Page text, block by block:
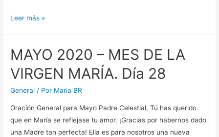
MAYO
MES
LA
VIRGEN
Leer más »
MAYO 2020 – MES DE LA
VIRGEN MARÍA. Día 28
General / Por Maria BR
Oración General para Mayo Padre Celestial, Tú has querido
que en María se reflejase tu amor. ¡Gracias por habernos dado
una Madre tan perfecta! Ella es para nosotros una nueva